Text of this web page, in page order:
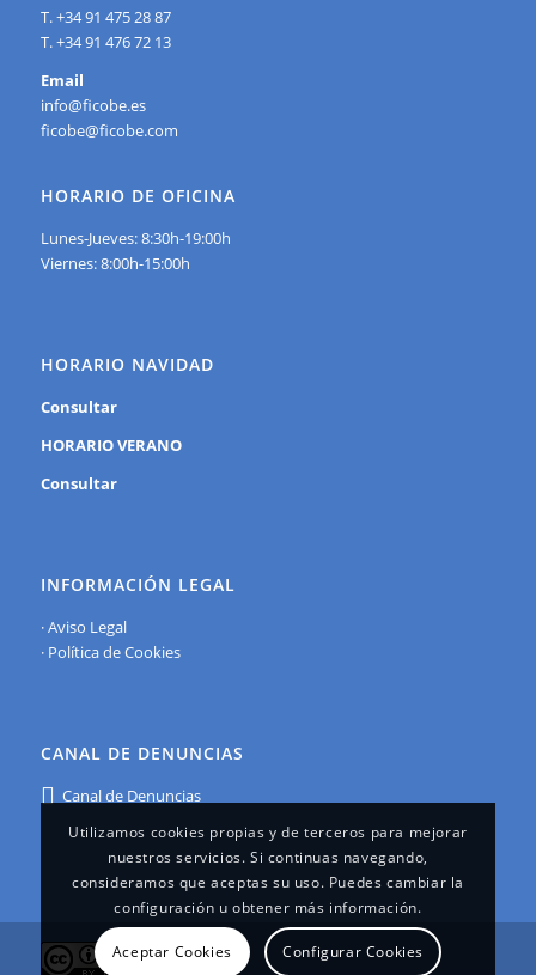
T. +34 91 475 28 87
T. +34 91 476 72 13
Email
info@ficobe.es
ficobe@ficobe.com
HORARIO DE OFICINA
Lunes-Jueves: 8:30h-19:00h
Viernes: 8:00h-15:00h
HORARIO NAVIDAD
Consultar
HORARIO VERANO
Consultar
INFORMACIÓN LEGAL
·Aviso Legal
· Política de Cookies
CANAL DE DENUNCIAS
Canal de Denuncias
Utilizamos cookies propias y de terceros para mejorar
nuestros servicios. Si continuas navegando,
consideramos que aceptas su uso. Puedes cambiar la
configuración u obtener más información.
Aceptar Cookies Configurar Cookies